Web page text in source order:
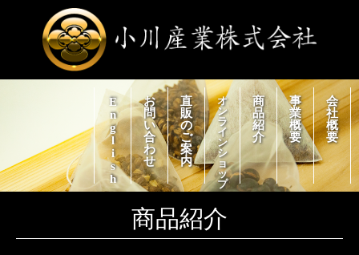
会
社
概
要
事
業
概
要
商
品
紹
介
オ
ン
ラ
イ
ン
シ
ョ
ッ
プ
直
販
の
ご
案
内
お
問
い
合
わ
せ
English
商品紹介